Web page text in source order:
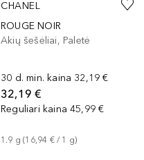
CHANEL
ROUGE NOIR
Akių šešėliai, Paletė
30 d. min. kaina 32,19 €
32,19 €
Reguliari kaina 45,99 €
1.9 g (16,94 € / 1 g)
+ 11